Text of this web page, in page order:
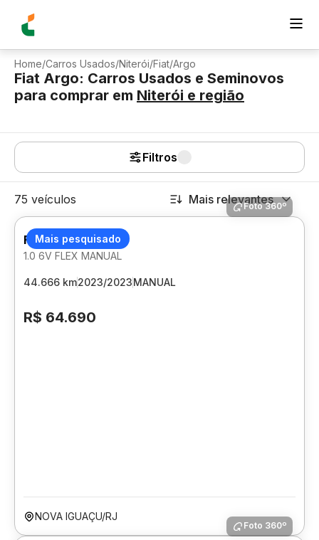
Home/Carros Usados/Niterói/Fiat/Argo
Fiat Argo: Carros Usados e Seminovos
para comprar em Niterói e região
Filtros
75 veículos Mais relevantes
Mais pesquisado
Foto 360º
FIAT ARGO
1.0 6V FLEX MANUAL
44.666 km2023/2023MANUAL
R$ 64.690
NOVA IGUAÇU/RJ
Foto 360º